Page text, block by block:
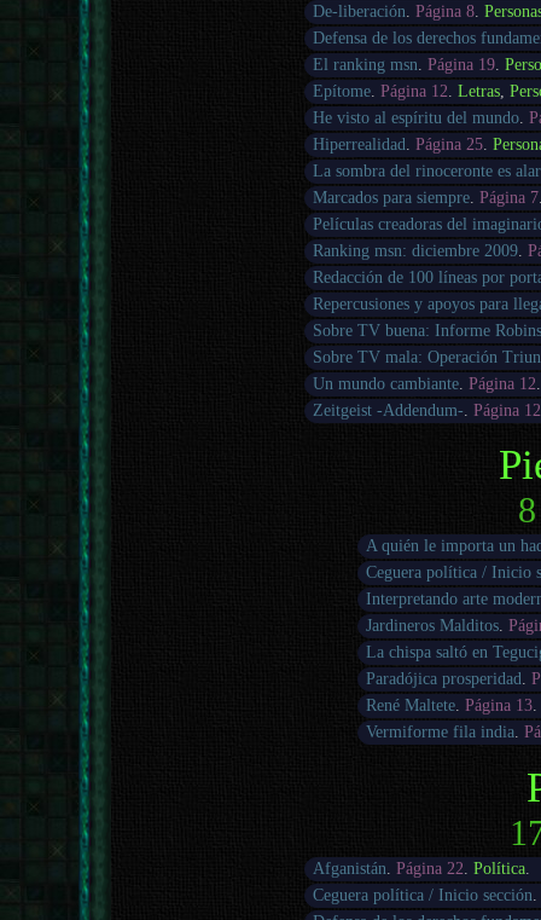
De-liberación .Página 8 .
Defensa de los derechos
El ranking msn .Página 19 .
Epítome .Página 12 .Letras ,
He visto al espíritu del mundo .
Hiperrealidad
.Página 25 .
La sombra del rinoceronte es
Marcados para siempre .Página 7
Películas creadoras del
Ranking msn: diciembre 2009 .
Redacción de 100 líneas por
Repercusiones y apoyos para
Sobre TV buena: Informe
Sobre TV mala: Operación
Un mundo cambiante .Página 12
Zeitgeist -Addendum- .Página 12
A quién le importa un
Ceguera política / Inicio
Interpretando arte
Jardineros Malditos.
La chispa saltó en
Paradójica prosperidad.
René Maltete.Página 13
Vermiforme fila india.
Afganistán.Página 22.Política.
Ceguera política / Inicio sección